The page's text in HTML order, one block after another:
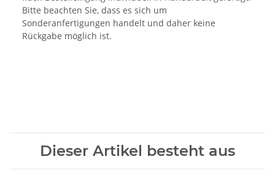
Bitte beachten Sie, dass es sich um
Sonderanfertigungen handelt und daher keine
Rückgabe möglich ist.
Dieser Artikel besteht aus